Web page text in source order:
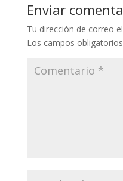
Enviar
Tu dirección de correo
Los campos